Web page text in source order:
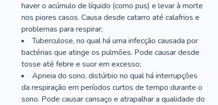
haver o acúmulo de líquido (como pus) e levar à morte
nos piores casos. Causa desde catarro até calafrios e
problemas para respirar;
Tuberculose, no qual há uma infecção causada por
bactérias que atinge os pulmões. Pode causar desde
tosse até febre e suor em excesso;
Apneia do sono, distúrbio no qual há interrupções
da respiração em períodos curtos de tempo durante o
sono. Pode causar cansaço e atrapalhar a qualidade do